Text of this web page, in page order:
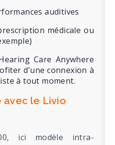
auditives
médicale ou
Care Anywhere
d’une connexion à
à tout moment.
avec le Livio
ici modèle intra-